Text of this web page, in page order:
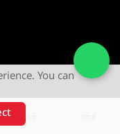
You can